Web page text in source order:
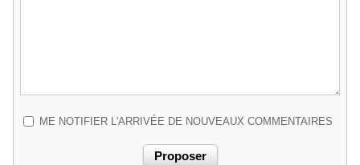
ME NOTIFIER L'ARRIVÉE DE NOUVEAUX COMMENTAIRES